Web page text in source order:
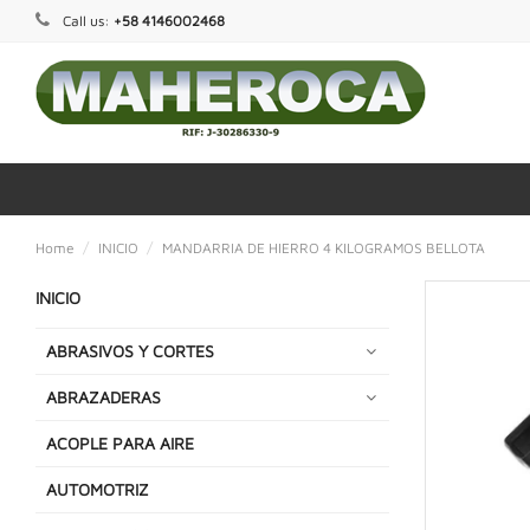
Call us: +58 4146002468
Home INICIO MANDARRIA DE HIERRO 4 KILOGRAMOS BELLOTA
INICIO
ABRASIVOS Y CORTES
ABRAZADERAS
ACOPLE PARA AIRE
AUTOMOTRIZ